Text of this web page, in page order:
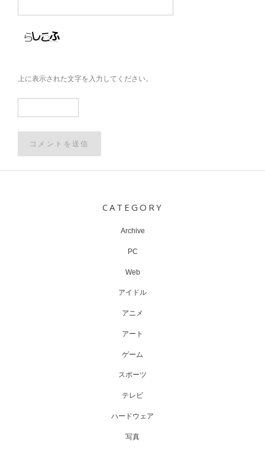
上に表示された文字を入力してください。
CATEGORY
Archive
PC
Web
アイドル
アニメ
アート
ゲーム
スポーツ
テレビ
ハードウェア
写真